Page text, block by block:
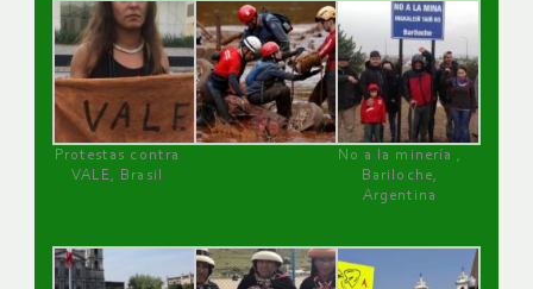
Protestas contra
VALE, Brasil
No a la minería ,
Bariloche,
Argentina